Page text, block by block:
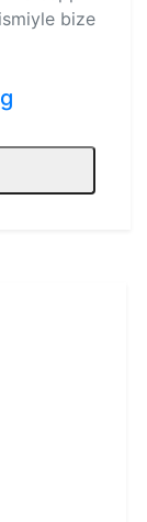
ismiyle bize